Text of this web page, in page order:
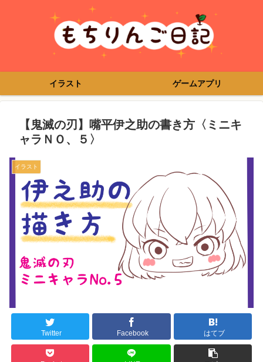
イラスト ゲームアプリ
【鬼滅の刃】嘴平伊之助の書き方〈ミニキ
ャラＮＯ、５〉
イラスト
Twitter Facebook はてブ